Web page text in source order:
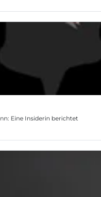
Eine Insiderin berichtet